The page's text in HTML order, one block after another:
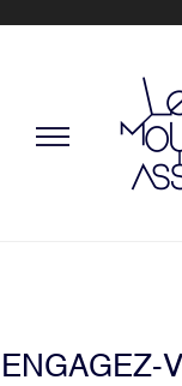
ENGAGEZ-